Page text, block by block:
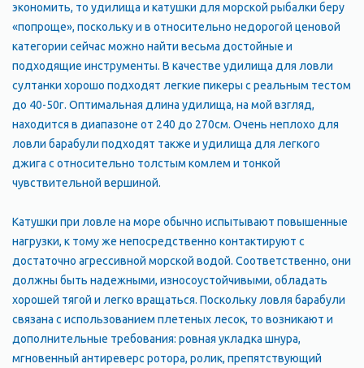
экономить, то удилища и катушки для морской рыбалки беру
«попроще», поскольку и в относительно недорогой ценовой
категории сейчас можно найти весьма достойные и
подходящие инструменты. В качестве удилища для ловли
султанки хорошо подходят легкие пикеры с реальным тестом
до 40-50г. Оптимальная длина удилища, на мой взгляд,
находится в диапазоне от 240 до 270см. Очень неплохо для
ловли барабули подходят также и удилища для легкого
джига с относительно толстым комлем и тонкой
чувствительной вершиной.
Катушки при ловле на море обычно испытывают повышенные
нагрузки, к тому же непосредственно контактируют с
достаточно агрессивной морской водой. Соответственно, они
должны быть надежными, износоустойчивыми, обладать
хорошей тягой и легко вращаться. Поскольку ловля барабули
связана с использованием плетеных лесок, то возникают и
дополнительные требования: ровная укладка шнура,
мгновенный антиреверс ротора, ролик, препятствующий